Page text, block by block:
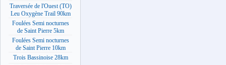
Traversée de l'Ouest (TO)
Leu Oxygène Trail 90km
Foulées Semi nocturnes
de Saint Pierre 5km
Foulées Semi nocturnes
de Saint Pierre 10km
Trois Bassinoise 28km